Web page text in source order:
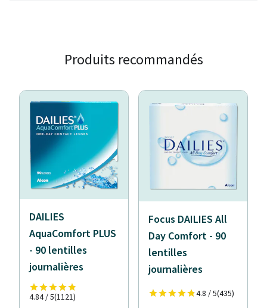
Produits recommandés
DAILIES
AquaComfort PLUS
- 90 lentilles
journalières
4.84 / 5(1121)
Focus DAILIES All
Day Comfort - 90
lentilles
journalières
4.8 / 5(435)